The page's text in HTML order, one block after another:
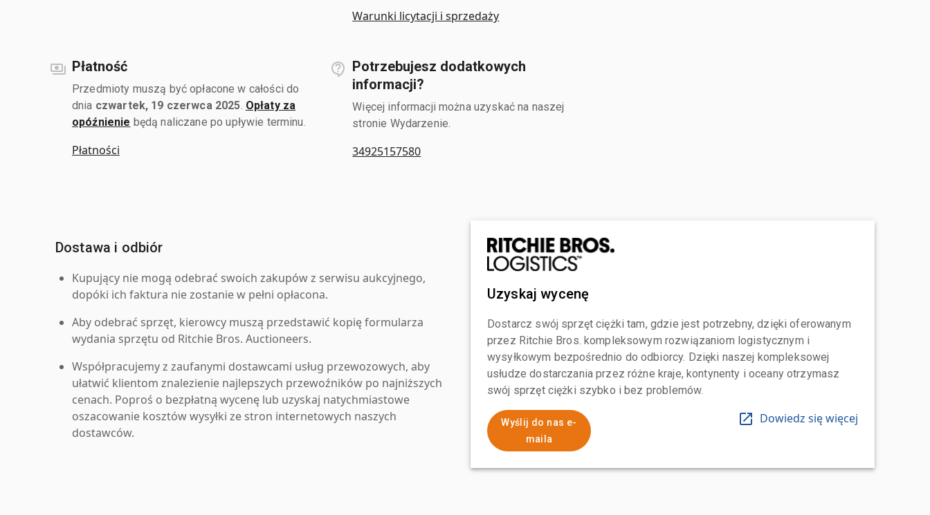
Warunki licytacji i sprzedaży
Płatność
Przedmioty muszą być opłacone w całości do
dnia czwartek, 19 czerwca 2025 Opłaty za
opóźnienie będą naliczane po upływie terminu.
Płatności
Potrzebujesz dodatkowych
informacji?
Więcej informacji można uzyskać na naszej
stronie Wydarzenie.
34925157580
Dostawa i odbiór
Kupujący nie mogą odebrać swoich zakupów z serwisu aukcyjnego,
dopóki ich faktura nie zostanie w pełni opłacona.
Aby odebrać sprzęt, kierowcy muszą przedstawić kopię formularza
wydania sprzętu od Ritchie Bros. Auctioneers.
Współpracujemy z zaufanymi dostawcami usług przewozowych, aby
ułatwić klientom znalezienie najlepszych przewoźników po najniższych
cenach. Poproś o bezpłatną wycenę lub uzyskaj natychmiastowe
oszacowanie kosztów wysyłki ze stron internetowych naszych
dostawców.
Uzyskaj wycenę
Dostarcz swój sprzęt ciężki tam, gdzie jest potrzebny, dzięki oferowanym
przez Ritchie Bros. kompleksowym rozwiązaniom logistycznym i
wysyłkowym bezpośrednio do odbiorcy. Dzięki naszej kompleksowej
usłudze dostarczania przez różne kraje, kontynenty i oceany otrzymasz
swój sprzęt ciężki szybko i bez problemów.
Wyślij do nas e-
maila
Dowiedz się więcej